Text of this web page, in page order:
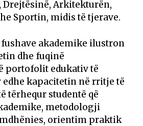
Drejtësinë, Arkitekturën,
Sportin, midis të tjerave.
akademike ilustron
dhe fuqinë
portofolit edukativ të
kapacitetin në rritje të
tërhequr studentë që
metodologji
orientim praktik